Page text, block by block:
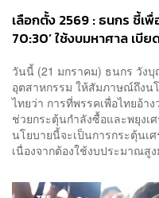
เลือกตั้ง 2569 : ธนกร ชี้เ
70:30’ ใช้งบมหาศาล เบี
วันนี้ (21 มกราคม) ธนกร วัง
อุตสาหกรรม ให้สัมภาษณ์ถึงน
ไทยว่า การที่พรรคเพื่อไทยอ้า
ช่วยกระตุ้นกำลังซื้อและพยุง
นโยบายนี้จะเป็นการกระตุ้นเ
เนื่องจากต้องใช้งบประมาณ